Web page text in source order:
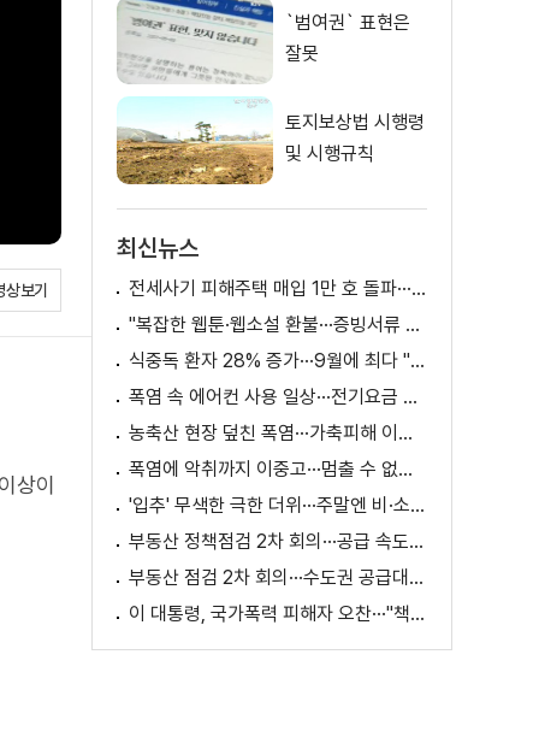
보기
상이
`범여권` 표현은
잘못
토지보상법 시행령
및 시행규칙
최신뉴스
전세사기 피해주택 매입 1만 호 돌파···피해 지원 속도
"복잡한 웹툰·웹소설 환불···증빙서류 요구까지"
식중독 환자 28% 증가···9월에 최다 "입추 방심 금물"
폭염 속 에어컨 사용 일상···전기요금 줄이려면?
농축산 현장 덮친 폭염···가축피해 이틀 새 28만 마리↑
폭염에 악취까지 이중고···멈출 수 없는 필수노동
'입추' 무색한 극한 더위···주말엔 비·소나기
부동산 정책점검 2차 회의···공급 속도전 본격화하나
부동산 점검 2차 회의···수도권 공급대책 논의
이 대통령, 국가폭력 피해자 오찬···"책임지고 치유"